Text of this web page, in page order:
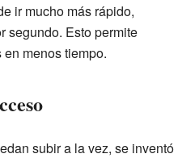
ir mucho más rápido,
segundo. Esto permite
menos tiempo.
subir a la vez, se inventó